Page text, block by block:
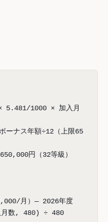
5.481/1000 × 加入月
ナス年額÷12（上限65
円（32等級）
月）— 2026年度
月数, 480) ÷ 480